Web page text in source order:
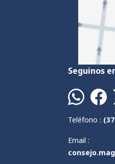
Seguinos
Teléfono :
Email :